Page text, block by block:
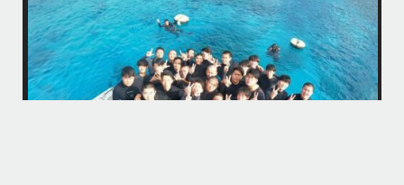
水中で呼吸ができる不思議な遊びはどうだっかな？！？！
タイミングがよかったチームはカメも見れてチョーラッキー
スポーツ科なので運動神経抜群
海況は荒れてましたが、2日間とも船出せたのは運がいいね！！
高校生でダイビングできるのは羨ましい！！！
なかなかできない経験
今回は海の世界にほんの少し足を入れただけなのでもっともっと知りた
くなったら是非ライセンス取得して遊びに来てね
...